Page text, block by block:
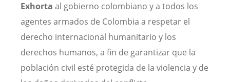
Exhorta al gobierno colombiano y a todos los
agentes armados de Colombia a respetar el
derecho internacional humanitario y los
derechos humanos, a fin de garantizar que la
población civil esté protegida de la violencia y de